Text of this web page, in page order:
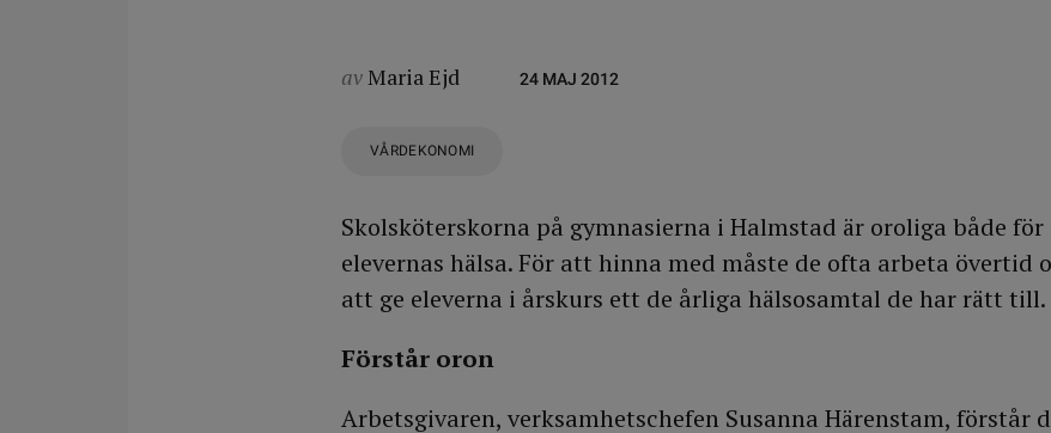
avMaria Ejd 24 MAJ 2012
VÅRDEKONOMI
Skolsköterskorna på gymnasierna i Halmstad är oroliga både för
elevernas hälsa. För att hinna med måste de ofta arbeta övertid
att ge eleverna i årskurs ett de årliga hälsosamtal de har rätt till.
Förstår oron
Arbetsgivaren, verksamhetschefen Susanna Härenstam, förstår